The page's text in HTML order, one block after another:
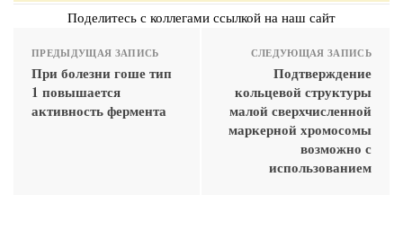
Поделитесь с коллегами ссылкой на наш сайт
ПРЕДЫДУЩАЯ ЗАПИСЬ
При болезни гоше тип
1 повышается
активность фермента
СЛЕДУЮЩАЯ ЗАПИСЬ
Подтверждение
кольцевой структуры
малой сверхчисленной
маркерной хромосомы
возможно с
использованием